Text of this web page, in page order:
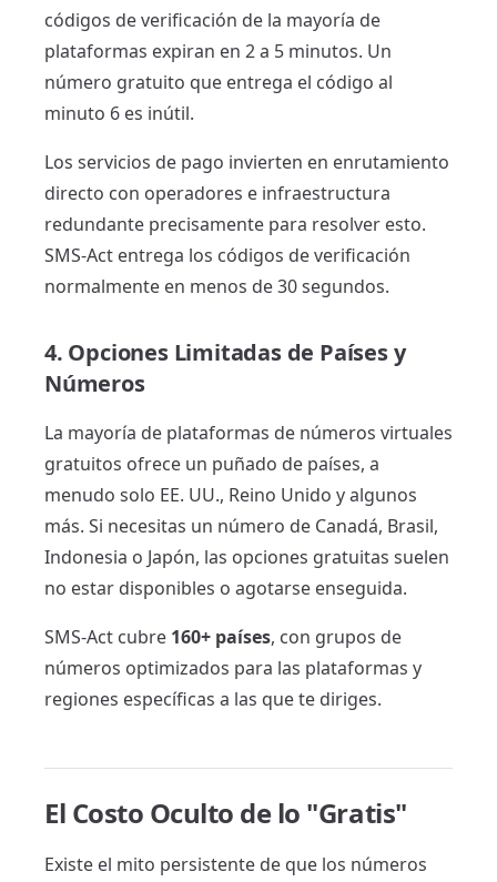
códigos de verificación de la mayoría de
plataformas expiran en 2 a 5 minutos. Un
número gratuito que entrega el código al
minuto 6 es inútil.
Los servicios de pago invierten en enrutamiento
directo con operadores e infraestructura
redundante precisamente para resolver esto.
SMS-Act entrega los códigos de verificación
normalmente en menos de 30 segundos.
4. Opciones Limitadas de Países y
Números
La mayoría de plataformas de números virtuales
gratuitos ofrece un puñado de países, a
menudo solo EE. UU., Reino Unido y algunos
más. Si necesitas un número de Canadá, Brasil,
Indonesia o Japón, las opciones gratuitas suelen
no estar disponibles o agotarse enseguida.
SMS-Act cubre 160+ países, con grupos de
números optimizados para las plataformas y
regiones específicas a las que te diriges.
El Costo Oculto de lo "Gratis"
Existe el mito persistente de que los números